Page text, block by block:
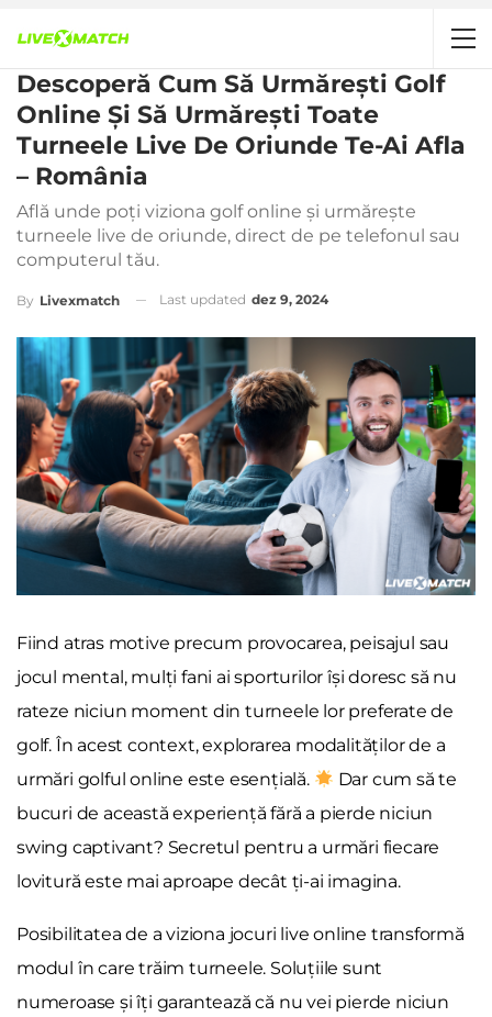
Descoperă Cum Să Urmărești Golf
Online Și Să Urmărești Toate
Turneele Live De Oriunde Te-Ai Afla
– România
Află unde poți viziona golf online și urmărește
turneele live de oriunde, direct de pe telefonul sau
computerul tău.
By Livexmatch Last updated dez 9, 2024
Fiind atras motive precum provocarea, peisajul sau
jocul mental, mulți fani ai sporturilor își doresc să nu
rateze niciun moment din turneele lor preferate de
golf. În acest context, explorarea modalităților de a
urmări golful online este esențială.
Dar cum să te
bucuri de această experiență fără a pierde niciun
swing captivant? Secretul pentru a urmări fiecare
lovitură este mai aproape decât ți-ai imagina.
Posibilitatea de a viziona jocuri live online transformă
modul în care trăim turneele. Soluțiile sunt
numeroase și îți garantează că nu vei pierde niciun